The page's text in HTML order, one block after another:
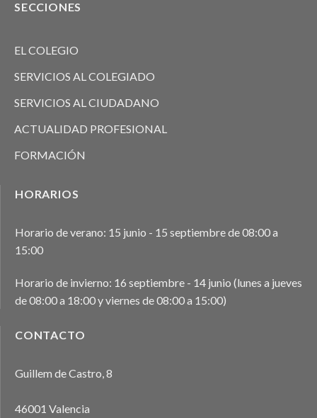
SECCIONES
EL COLEGIO
SERVICIOS AL COLEGIADO
SERVICIOS AL CIUDADANO
ACTUALIDAD PROFESIONAL
FORMACIÓN
HORARIOS
Horario de verano: 15 junio - 15 septiembre de 08:00 a
15:00
Horario de invierno: 16 septiembre - 14 junio (lunes a jueves
de 08:00 a 18:00 y viernes de 08:00 a 15:00)
CONTACTO
Guillem de Castro, 8
46001 Valencia